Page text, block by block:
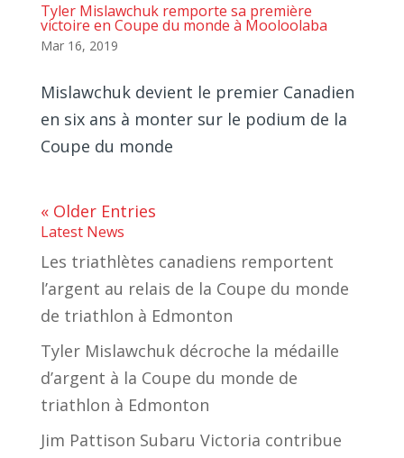
Tyler Mislawchuk remporte sa première
victoire en Coupe du monde à Mooloolaba
Mar 16, 2019
Mislawchuk devient le premier Canadien
en six ans à monter sur le podium de la
Coupe du monde
« Older Entries
Latest News
Les triathlètes canadiens remportent
l’argent au relais de la Coupe du monde
de triathlon à Edmonton
Tyler Mislawchuk décroche la médaille
d’argent à la Coupe du monde de
triathlon à Edmonton
Jim Pattison Subaru Victoria contribue